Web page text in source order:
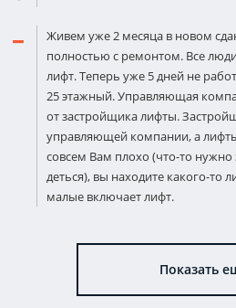
Живем уже 2 месяца в новом
полностью с ремонтом. Все
лифт. Теперь уже 5 дней не
25 этажный. Управляющая
от застройщика лифты.
управляющей компании, а
совсем Вам плохо (что-то нужно
деться), вы находите какого-то
малые включает лифт.
Показать